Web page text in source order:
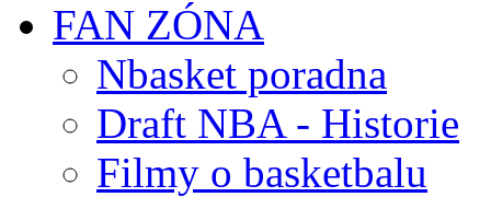
FAN ZÓNA
Nbasket poradna
Draft NBA - Historie
Filmy o basketbalu